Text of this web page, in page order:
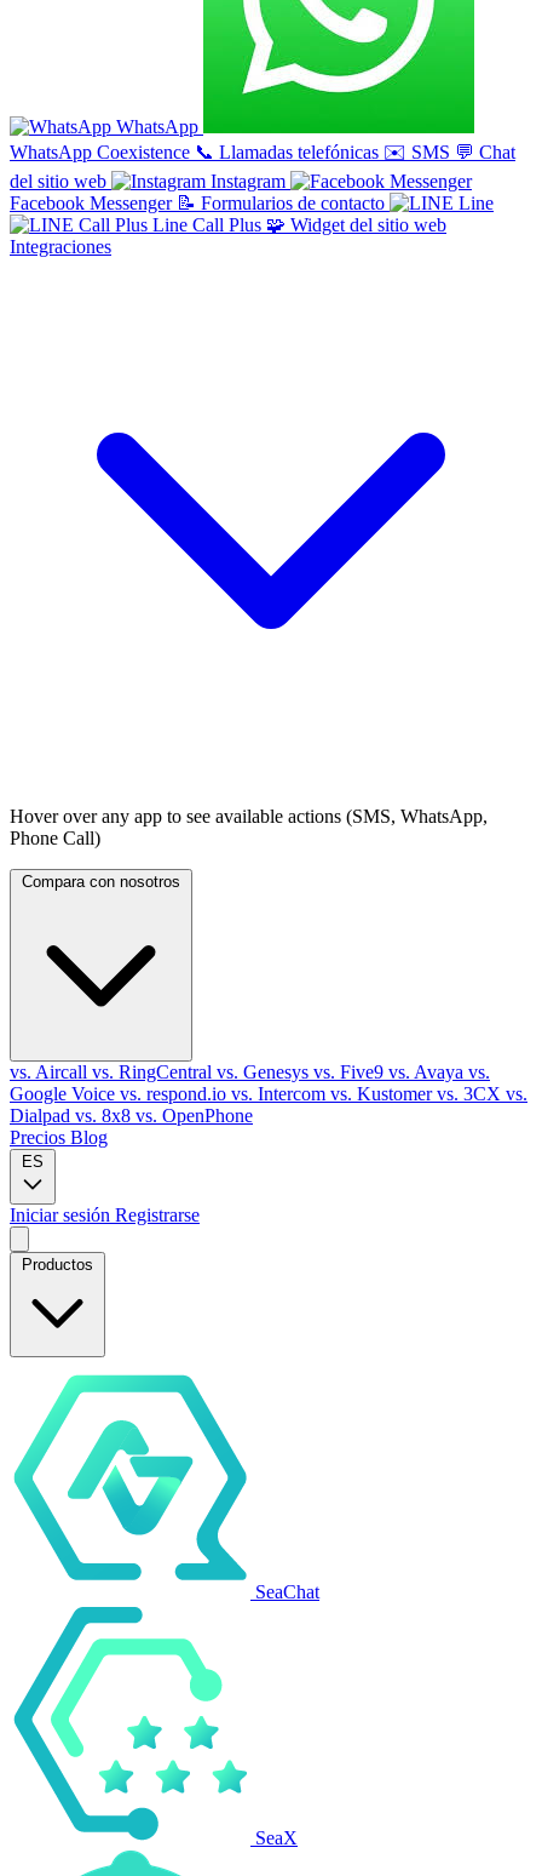
WhatsApp
WhatsApp Coexistence 📞 Llamadas telefónicas ✉️ SMS 💬 Chat
del sitio web
Instagram
Facebook Messenger 📝 Formularios de contacto
Line
Line Call Plus 🧩 Widget del sitio web
Integraciones
Hover over any app to see available actions (SMS, WhatsApp,
Phone Call)
vs. Aircall vs. RingCentral vs. Genesys vs. Five9 vs. Avaya vs.
Google Voice vs. respond.io vs. Intercom vs. Kustomervs. 3CX vs.
Dialpad vs. 8x8 vs. OpenPhone
Precios Blog
ES
Iniciar sesión Registrarse
Productos
SeaChat
SeaX